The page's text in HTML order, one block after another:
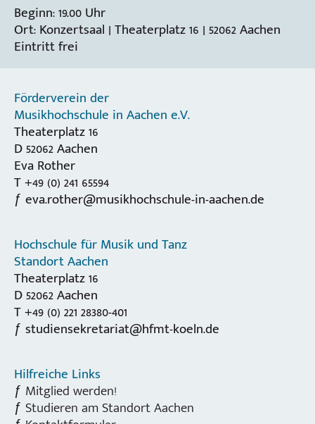
Beginn: 19.00 Uhr
Ort: Konzertsaal | Theaterplatz 16 | 52062 Aachen
Eintritt frei
Förderverein der
Musikhochschule in Aachen e.V.
Theaterplatz 16
D 52062 Aachen
Eva Rother
T +49 (0) 241 65594
eva.rother@musikhochschule-in-aachen.de
Hochschule für Musik und Tanz
Standort Aachen
Theaterplatz 16
D 52062 Aachen
T +49 (0) 221 28380-401
studiensekretariat@hfmt-koeln.de
Hilfreiche Links
Mitglied werden!
Studieren am Standort Aachen